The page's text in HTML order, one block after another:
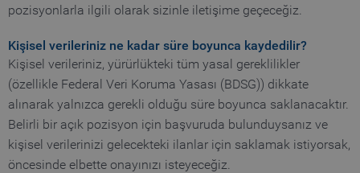
pozisyonlarla ilgili olarak sizinle iletişime geçeceğiz.
Kişisel verileriniz ne kadar süre boyunca kaydedilir?
Kişisel verileriniz, yürürlükteki tüm yasal gereklilikler
(özellikle Federal Veri Koruma Yasası (BDSG)) dikkate
alınarak yalnızca gerekli olduğu süre boyunca saklanacaktır.
Belirli bir açık pozisyon için başvuruda bulunduysanız ve
kişisel verilerinizi gelecekteki ilanlar için saklamak istiyorsak,
öncesinde elbette onayınızı isteyeceğiz.